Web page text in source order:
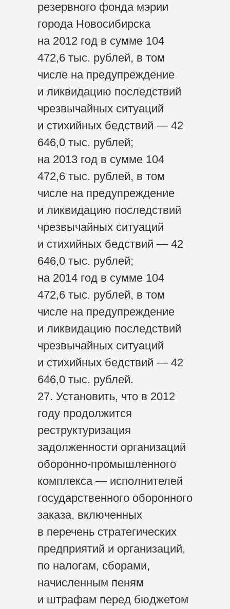
резервного фонда мэрии
города Новосибирска
на 2012 год в сумме 104
472,6 тыс. рублей, в том
числе на предупреждение
и ликвидацию последствий
чрезвычайных ситуаций
и стихийных бедствий — 42
646,0 тыс. рублей;
на 2013 год в сумме 104
472,6 тыс. рублей, в том
числе на предупреждение
и ликвидацию последствий
чрезвычайных ситуаций
и стихийных бедствий — 42
646,0 тыс. рублей;
на 2014 год в сумме 104
472,6 тыс. рублей, в том
числе на предупреждение
и ликвидацию последствий
чрезвычайных ситуаций
и стихийных бедствий — 42
646,0 тыс. рублей.
27. Установить, что в 2012
году продолжится
реструктуризация
задолженности организаций
оборонно-промышленного
комплекса — исполнителей
государственного оборонного
заказа, включенных
в перечень стратегических
предприятий и организаций,
по налогам, сборами,
начисленным пеням
и штрафам перед бюджетом